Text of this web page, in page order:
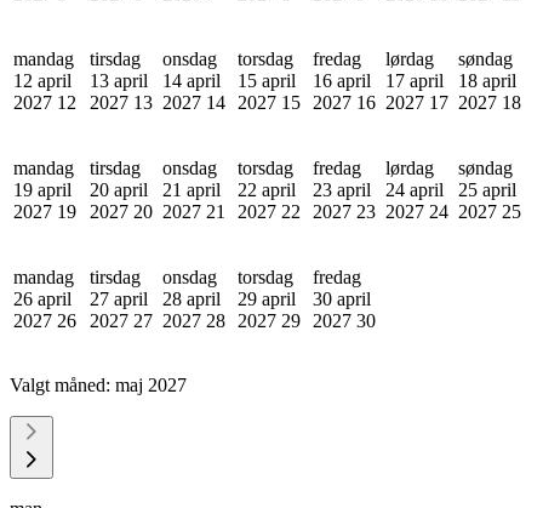
mandag
12 april
2027 12
tirsdag
13 april
2027 13
onsdag
14 april
2027 14
torsdag
15 april
2027 15
fredag
16 april
2027 16
lørdag
17 april
2027 17
søndag
18 april
2027 18
mandag
19 april
2027 19
tirsdag
20 april
2027 20
onsdag
21 april
2027 21
torsdag
22 april
2027 22
fredag
23 april
2027 23
lørdag
24 april
2027 24
søndag
25 april
2027 25
mandag
26 april
2027 26
tirsdag
27 april
2027 27
onsdag
28 april
2027 28
torsdag
29 april
2027 29
fredag
30 april
2027 30
Valgt måned: maj 2027